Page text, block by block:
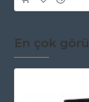
En çok